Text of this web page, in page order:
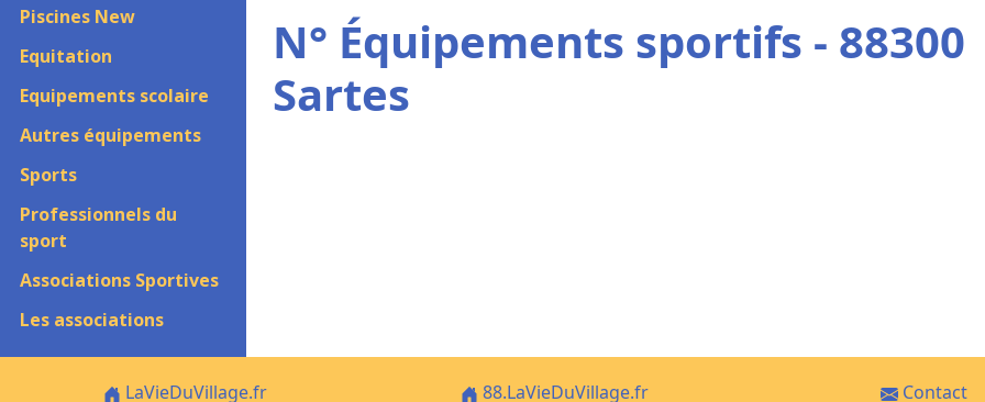
Piscines New
Equitation
Equipements scolaire
Autres équipements
Sports
Professionnels du
sport
Associations Sportives
Les associations
N° Équipements sportifs - 88300
Sartes
LaVieDuVillage.fr 88.LaVieDuVillage.fr Contact